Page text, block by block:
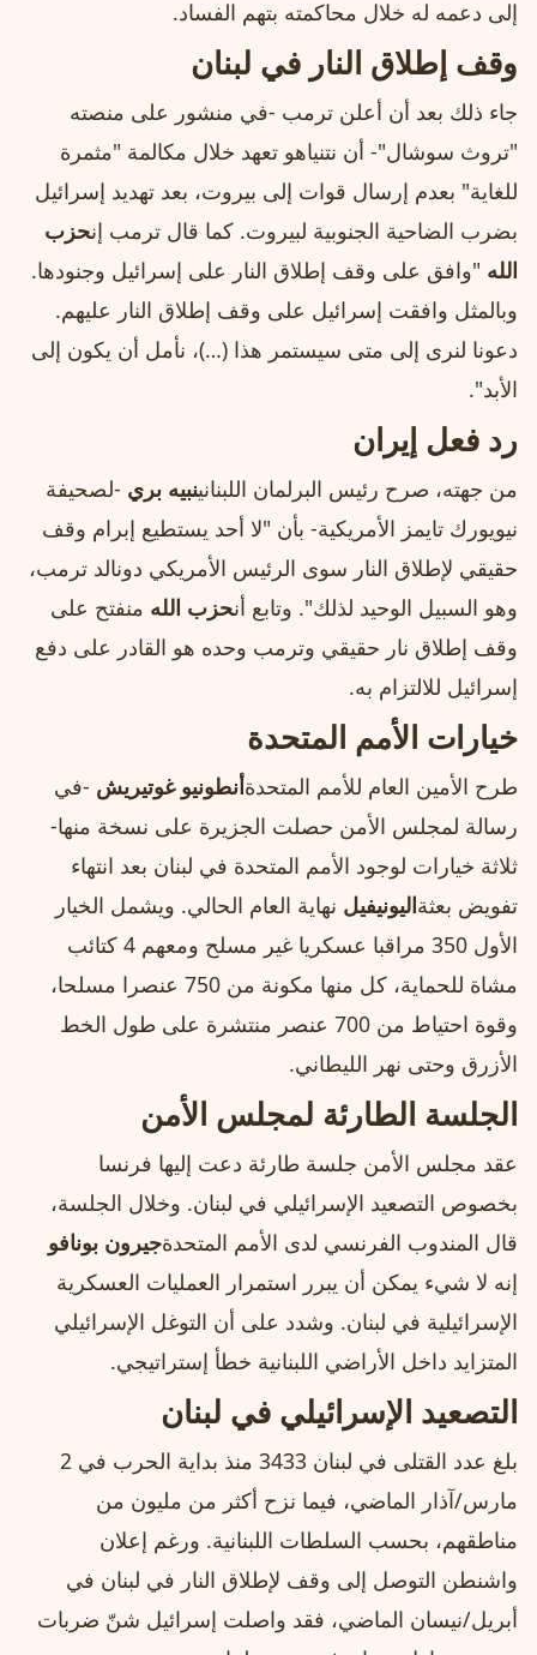
إلى دعمه له خلال محاكمته بتهم الفساد.
وقف إطلاق النار في لبنان
جاء ذلك بعد أن أعلن ترمب -في منشور على منصته
"تروث سوشال"- أن نتنياهو تعهد خلال مكالمة "مثمرة
للغاية" بعدم إرسال قوات إلى بيروت، بعد تهديد إسرائيل
بضرب الضاحية الجنوبية لبيروت. كما قال ترمب إنحزب
الله "وافق على وقف إطلاق النار على إسرائيل وجنودها.
وبالمثل وافقت إسرائيل على وقف إطلاق النار عليهم.
دعونا لنرى إلى متى سيستمر هذا (…)، نأمل أن يكون إلى
الأبد".
رد فعل إيران
من جهته، صرح رئيس البرلمان اللبنانينبيه بري -لصحيفة
نيويورك تايمز الأمريكية- بأن "لا أحد يستطيع إبرام وقف
حقيقي لإطلاق النار سوى الرئيس الأمريكي دونالد ترمب،
وهو السبيل الوحيد لذلك". وتابع أنحزب الله منفتح على
وقف إطلاق نار حقيقي وترمب وحده هو القادر على دفع
إسرائيل للالتزام به.
خيارات الأمم المتحدة
طرح الأمين العام للأمم المتحدةأنطونيو غوتيريش -في
رسالة لمجلس الأمن حصلت الجزيرة على نسخة منها-
ثلاثة خيارات لوجود الأمم المتحدة في لبنان بعد انتهاء
تفويض بعثةاليونيفيل نهاية العام الحالي. ويشمل الخيار
الأول 350 مراقبا عسكريا غير مسلح ومعهم 4 كتائب
مشاة للحماية، كل منها مكونة من 750 عنصرا مسلحا،
وقوة احتياط من 700 عنصر منتشرة على طول الخط
الأزرق وحتى نهر الليطاني.
الجلسة الطارئة لمجلس الأمن
عقد مجلس الأمن جلسة طارئة دعت إليها فرنسا
بخصوص التصعيد الإسرائيلي في لبنان. وخلال الجلسة،
قال المندوب الفرنسي لدى الأمم المتحدةجيرون بونافو
إنه لا شيء يمكن أن يبرر استمرار العمليات العسكرية
الإسرائيلية في لبنان. وشدد على أن التوغل الإسرائيلي
المتزايد داخل الأراضي اللبنانية خطأ إستراتيجي.
التصعيد الإسرائيلي في لبنان
بلغ عدد القتلى في لبنان 3433 منذ بداية الحرب في 2
مارس/آذار الماضي، فيما نزح أكثر من مليون من
مناطقهم، بحسب السلطات اللبنانية. ورغم إعلان
واشنطن التوصل إلى وقف لإطلاق النار في لبنان في
أبريل/نيسان الماضي، فقد واصلت إسرائيل شنّ ضربات